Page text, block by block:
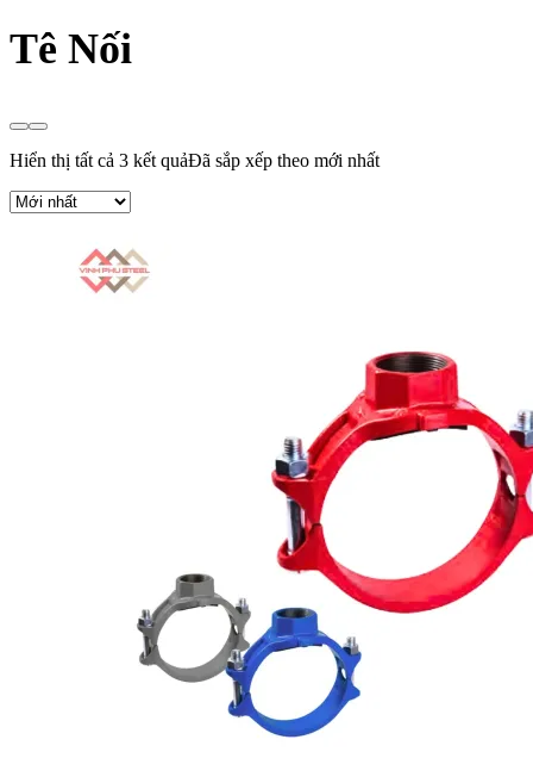
Tê Nối
Hiển thị tất cả 3 kết quảĐã sắp xếp theo mới nhất